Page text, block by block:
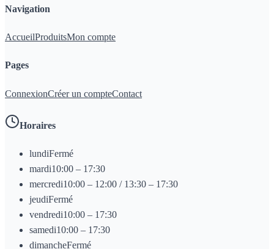
Navigation
AccueilProduitsMon compte
Pages
ConnexionCréer un compteContact
Horaires
lundiFermé
mardi10:00 – 17:30
mercredi10:00 – 12:00 / 13:30 – 17:30
jeudiFermé
vendredi10:00 – 17:30
samedi10:00 – 17:30
dimancheFermé